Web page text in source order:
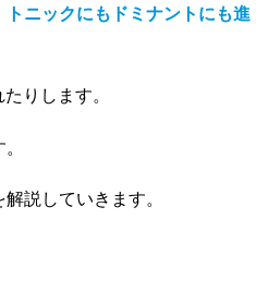
トニックにもドミナントにも進
りします。
説していきます。